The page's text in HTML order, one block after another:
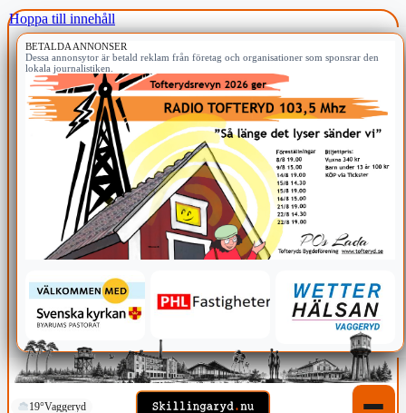
Hoppa till innehåll
BETALDA ANNONSER
Dessa annonsytor är betald reklam från företag och organisationer som sponsrar den
lokala journalistiken.
19°Vaggeryd